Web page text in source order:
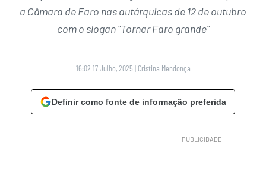
a Câmara de Faro nas autárquicas de 12 de outubro
com o slogan “Tornar Faro grande”
16:02 17 Julho, 2025 | Cristina Mendonça
Definir como fonte de informação preferida